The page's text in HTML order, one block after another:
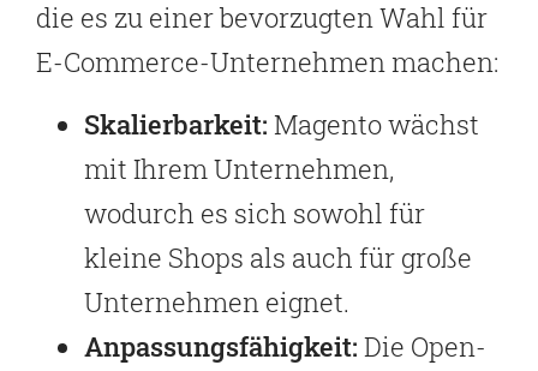
die es zu einer bevorzugten Wahl für
E-Commerce-Unternehmen machen:
Skalierbarkeit: Magento wächst
mit Ihrem Unternehmen,
wodurch es sich sowohl für
kleine Shops als auch für große
Unternehmen eignet.
Anpassungsfähigkeit: Die Open-